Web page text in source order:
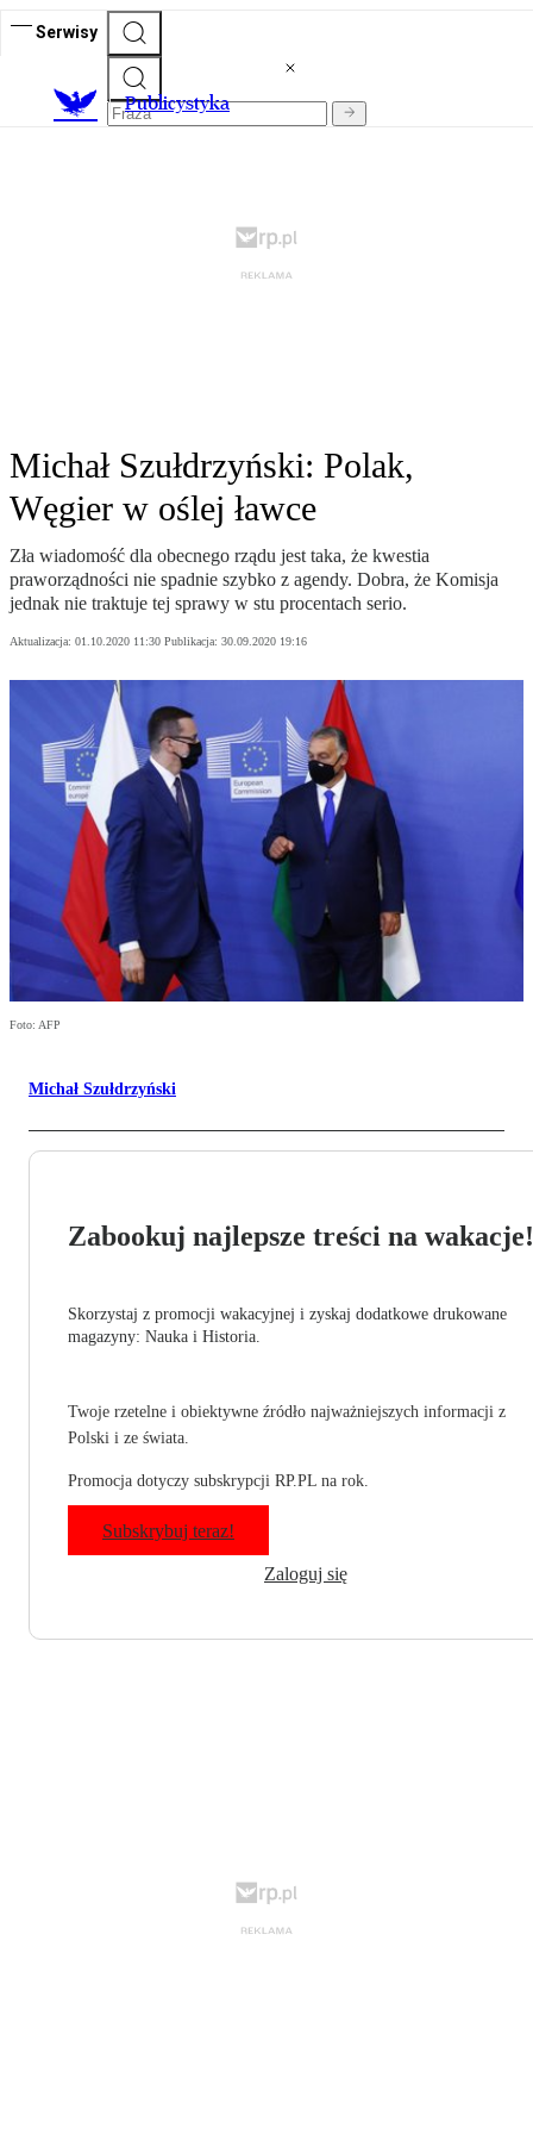
Serwisy
Publicystyka
Michał Szułdrzyński: Polak,
Węgier w oślej ławce
Zła wiadomość dla obecnego rządu jest taka, że kwestia
praworządności nie spadnie szybko z agendy. Dobra, że Komisja
jednak nie traktuje tej sprawy w stu procentach serio.
Aktualizacja: 01.10.2020 11:30 Publikacja: 30.09.2020 19:16
Foto: AFP
Michał Szułdrzyński
Zabookuj najlepsze treści na wakacje!
Skorzystaj z promocji wakacyjnej i zyskaj dodatkowe drukowane
magazyny: Nauka i Historia.
Twoje rzetelne i obiektywne źródło najważniejszych informacji z
Polski i ze świata.
Promocja dotyczy subskrypcji RP.PL na rok.
Subskrybuj teraz!
Zaloguj się